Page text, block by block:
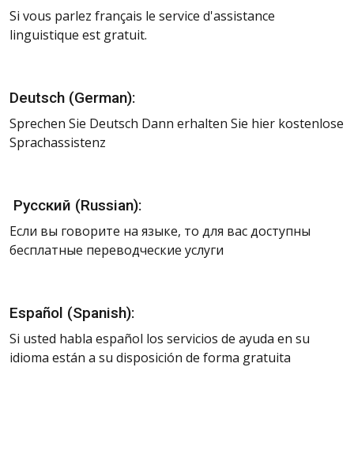
Si vous parlez français le service d'assistance
linguistique est gratuit.
Deutsch (German):
Sprechen Sie Deutsch Dann erhalten Sie hier kostenlose
Sprachassistenz
Pусский (Russian):
Если вы говорите на языке, то для вас доступны
бесплатные переводческие услуги
Español (Spanish):
Si usted habla español los servicios de ayuda en su
idioma están a su disposición de forma gratuita